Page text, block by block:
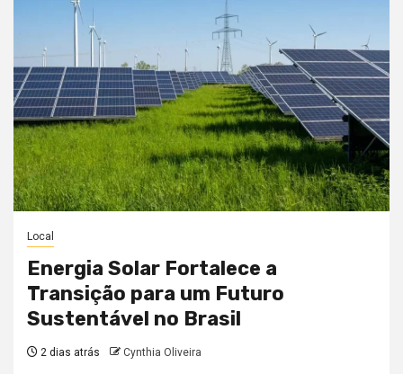
Local
Energia Solar Fortalece a
Transição para um Futuro
Sustentável no Brasil
2 dias atrás Cynthia Oliveira